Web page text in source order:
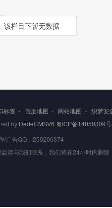
该栏目下暂无数据
标签 - 百度地图 - 网站地图 - 织梦安
by DedeCMSV6 粤ICP备14050309
/广告QQ：250206374
请与我们联系，我们将在24小时内删除